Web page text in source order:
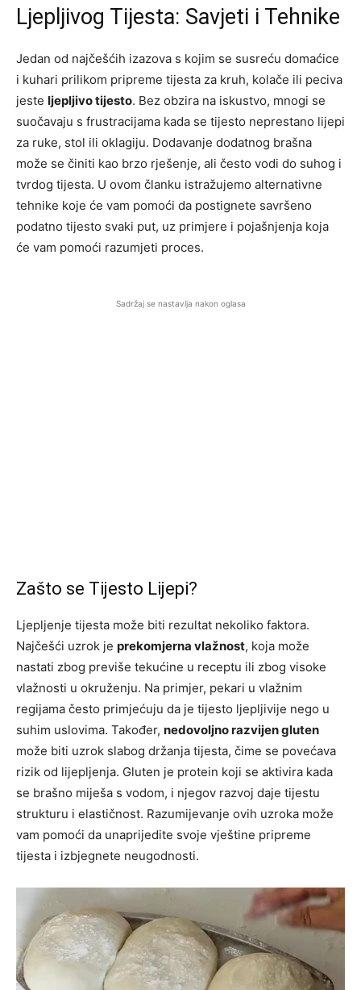
Ljepljivog Tijesta: Savjeti i Tehnike
Jedan od najčešćih izazova s kojim se susreću domaćice
i kuhari prilikom pripreme tijesta za kruh, kolače ili peciva
jeste ljepljivo tijesto. Bez obzira na iskustvo, mnogi se
suočavaju s frustracijama kada se tijesto neprestano lijepi
za ruke, stol ili oklagiju. Dodavanje dodatnog brašna
može se činiti kao brzo rješenje, ali često vodi do suhog i
tvrdog tijesta. U ovom članku istražujemo alternativne
tehnike koje će vam pomoći da postignete savršeno
podatno tijesto svaki put, uz primjere i pojašnjenja koja
će vam pomoći razumjeti proces.
Sadržaj se nastavlja nakon oglasa
Zašto se Tijesto Lijepi?
Ljepljenje tijesta može biti rezultat nekoliko faktora.
Najčešći uzrok je prekomjerna vlažnost, koja može
nastati zbog previše tekućine u receptu ili zbog visoke
vlažnosti u okruženju. Na primjer, pekari u vlažnim
regijama često primjećuju da je tijesto ljepljivije nego u
suhim uslovima. Također, nedovoljno razvijen gluten
može biti uzrok slabog držanja tijesta, čime se povećava
rizik od lijepljenja. Gluten je protein koji se aktivira kada
se brašno miješa s vodom, i njegov razvoj daje tijestu
strukturu i elastičnost. Razumijevanje ovih uzroka može
vam pomoći da unaprijedite svoje vještine pripreme
tijesta i izbjegnete neugodnosti.